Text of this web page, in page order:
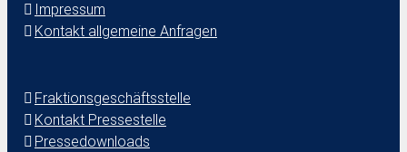
Impressum
Kontakt allgemeine Anfragen
Fraktionsgeschäftsstelle
Kontakt Pressestelle
Pressedownloads